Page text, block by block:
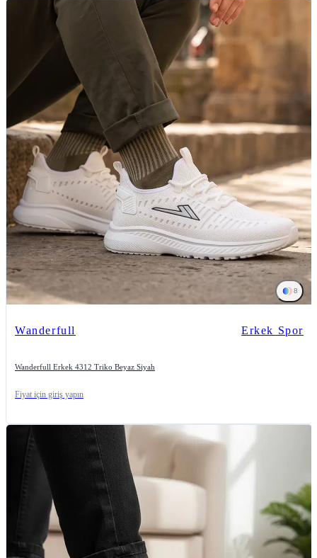
8
Wanderfull Erkek Spor
Wanderfull Erkek 4312 Triko Beyaz Siyah
Fiyat için giriş yapın